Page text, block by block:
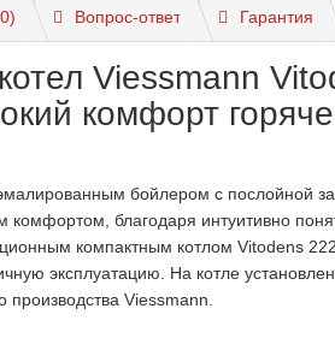
Вопрос-ответ Гарантия
Viessmann
комфорт
бойлером с послойной
комфортом, благодаря интуитивно
компактным котлом Vitodens
эксплуатацию. На котле
Viessmann.